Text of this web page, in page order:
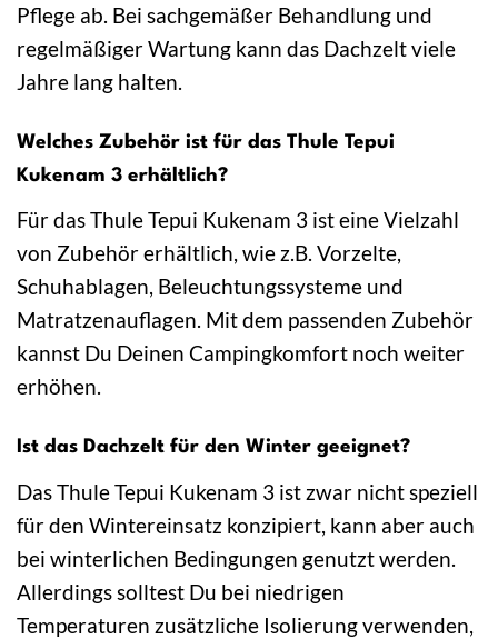
Pflege ab. Bei sachgemäßer Behandlung und
regelmäßiger Wartung kann das Dachzelt viele
Jahre lang halten.
Welches Zubehör ist für das Thule Tepui
Kukenam 3 erhältlich?
Für das Thule Tepui Kukenam 3 ist eine Vielzahl
von Zubehör erhältlich, wie z.B. Vorzelte,
Schuhablagen, Beleuchtungssysteme und
Matratzenauflagen. Mit dem passenden Zubehör
kannst Du Deinen Campingkomfort noch weiter
erhöhen.
Ist das Dachzelt für den Winter geeignet?
Das Thule Tepui Kukenam 3 ist zwar nicht speziell
für den Wintereinsatz konzipiert, kann aber auch
bei winterlichen Bedingungen genutzt werden.
Allerdings solltest Du bei niedrigen
Temperaturen zusätzliche Isolierung verwenden,